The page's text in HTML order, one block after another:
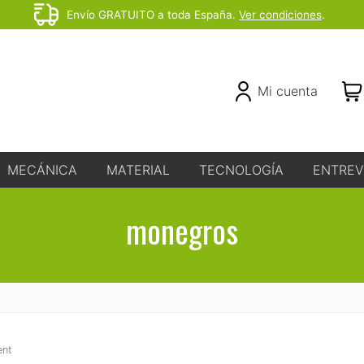
Before
Envío GRATUITO a toda España. Ver condiciones.
Header
RightMi cuenta
MECÁNICA MATERIAL TECNOLOGÍA
monegros